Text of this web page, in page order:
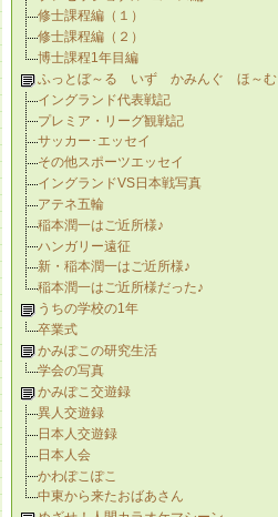
修士課程編（１）
修士課程編（２）
博士課程1年目編
ふっとぼ～る いず かみんぐ ほ～む
イングランド代表戦記
プレミア・リーグ観戦記
サッカー･エッセイ
その他スポーツエッセイ
イングランドVS日本戦写真
アテネ五輪
稲本潤一はご近所様♪
ハンガリー遠征
新・稲本潤一はご近所様♪
稲本潤一はご近所様だった♪
うちの学校の1年
卒業式
かみぽこの研究生活
学会の写真
かみぽこ交遊録
異人交遊録
日本人交遊録
日本人会
かわぽこぽこ
中東から来たおばあさん